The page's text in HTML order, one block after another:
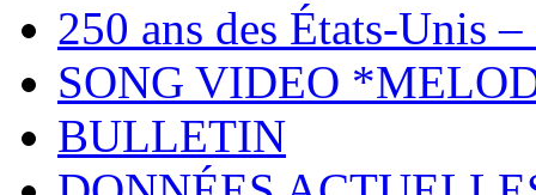
250 ans des États-Unis
SONG VIDEO
BULLETIN